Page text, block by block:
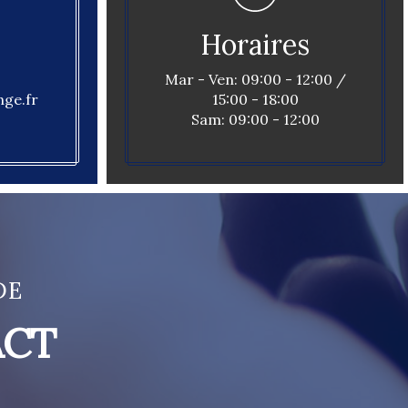
Horaires
Mar - Ven: 09:00 - 12:00 /
15:00 - 18:00
Sam: 09:00 - 12:00